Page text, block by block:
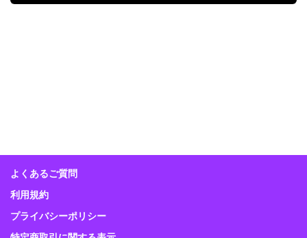
よくあるご質問
利用規約
プライバシーポリシー